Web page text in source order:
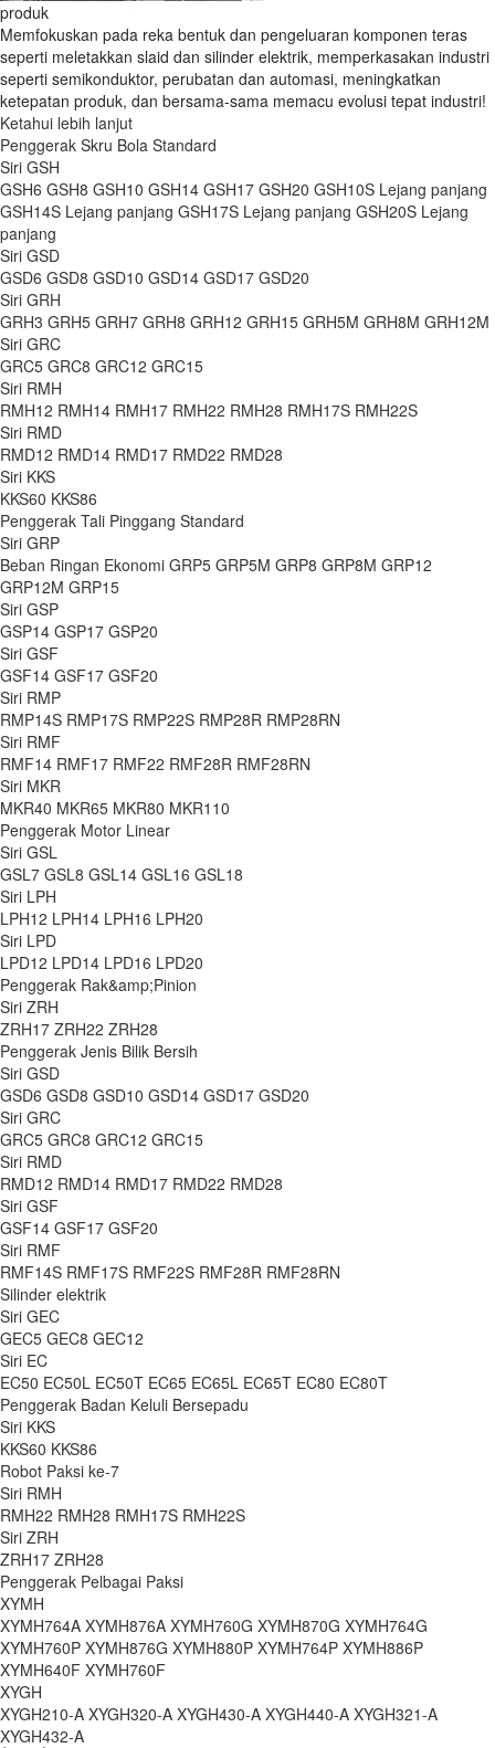
produk
Memfokuskan pada reka bentuk dan pengeluaran komponen teras
seperti meletakkan slaid dan silinder elektrik, memperkasakan industri
seperti semikonduktor, perubatan dan automasi, meningkatkan
ketepatan produk, dan bersama-sama memacu evolusi tepat industri!
Ketahui lebih lanjut
Penggerak Skru Bola Standard
Siri GSH
GSH6 GSH8 GSH10 GSH14 GSH17 GSH20 GSH10S Lejang panjang
GSH14S Lejang panjang GSH17S Lejang panjang GSH20S Lejang
panjang
Siri GSD
GSD6 GSD8 GSD10 GSD14 GSD17 GSD20
Siri GRH
GRH3 GRH5 GRH7 GRH8 GRH12 GRH15 GRH5M GRH8M GRH12M
Siri GRC
GRC5 GRC8 GRC12 GRC15
Siri RMH
RMH12 RMH14 RMH17 RMH22 RMH28 RMH17S RMH22S
Siri RMD
RMD12 RMD14 RMD17 RMD22 RMD28
Siri KKS
KKS60 KKS86
Penggerak Tali Pinggang Standard
Siri GRP
Beban Ringan Ekonomi GRP5 GRP5M GRP8 GRP8M GRP12
GRP12M GRP15
Siri GSP
GSP14 GSP17 GSP20
Siri GSF
GSF14 GSF17 GSF20
Siri RMP
RMP14S RMP17S RMP22S RMP28R RMP28RN
Siri RMF
RMF14 RMF17 RMF22 RMF28R RMF28RN
Siri MKR
MKR40 MKR65 MKR80 MKR110
Penggerak Motor Linear
Siri GSL
GSL7 GSL8 GSL14 GSL16 GSL18
Siri LPH
LPH12 LPH14 LPH16 LPH20
Siri LPD
LPD12 LPD14 LPD16 LPD20
Penggerak Rak&amp;Pinion
Siri ZRH
ZRH17 ZRH22 ZRH28
Penggerak Jenis Bilik Bersih
Siri GSD
GSD6 GSD8 GSD10 GSD14 GSD17 GSD20
Siri GRC
GRC5 GRC8 GRC12 GRC15
Siri RMD
RMD12 RMD14 RMD17 RMD22 RMD28
Siri GSF
GSF14 GSF17 GSF20
Siri RMF
RMF14S RMF17S RMF22S RMF28R RMF28RN
Silinder elektrik
Siri GEC
GEC5 GEC8 GEC12
Siri EC
EC50 EC50L EC50T EC65 EC65L EC65T EC80 EC80T
Penggerak Badan Keluli Bersepadu
Siri KKS
KKS60 KKS86
Robot Paksi ke-7
Siri RMH
RMH22 RMH28 RMH17S RMH22S
Siri ZRH
ZRH17 ZRH28
Penggerak Pelbagai Paksi
XYMH
XYMH764A XYMH876A XYMH760G XYMH870G XYMH764G
XYMH760P XYMH876G XYMH880P XYMH764P XYMH886P
XYMH640F XYMH760F
XYGH
XYGH210-A XYGH320-A XYGH430-A XYGH440-A XYGH321-A
XYGH432-A